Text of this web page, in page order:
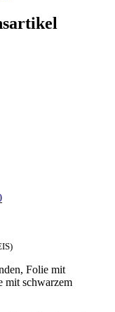
Folie mit
mit schwarzem